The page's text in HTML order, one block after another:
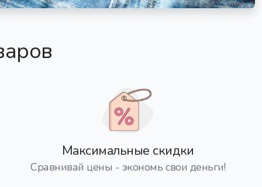
Максимальные скидки
Сравнивай цены - экономь свои деньги!